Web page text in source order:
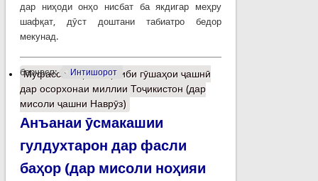
дар ниҳоди онҳо нисбат ба якдигар меҳру
шафқат, дӯст доштани табиатро бедор
мекунад.
барчасп: Интишорот
Муфассалтаро Тарғиби гӯшаҳои ҷашнӣ
дар осорхонаи миллии Тоҷикистон (дар
мисоли ҷашни Наврӯз)
Анъанаи ӯсмакашии
гулдухтарон дар фасли
баҳор (дар мисоли ноҳияи